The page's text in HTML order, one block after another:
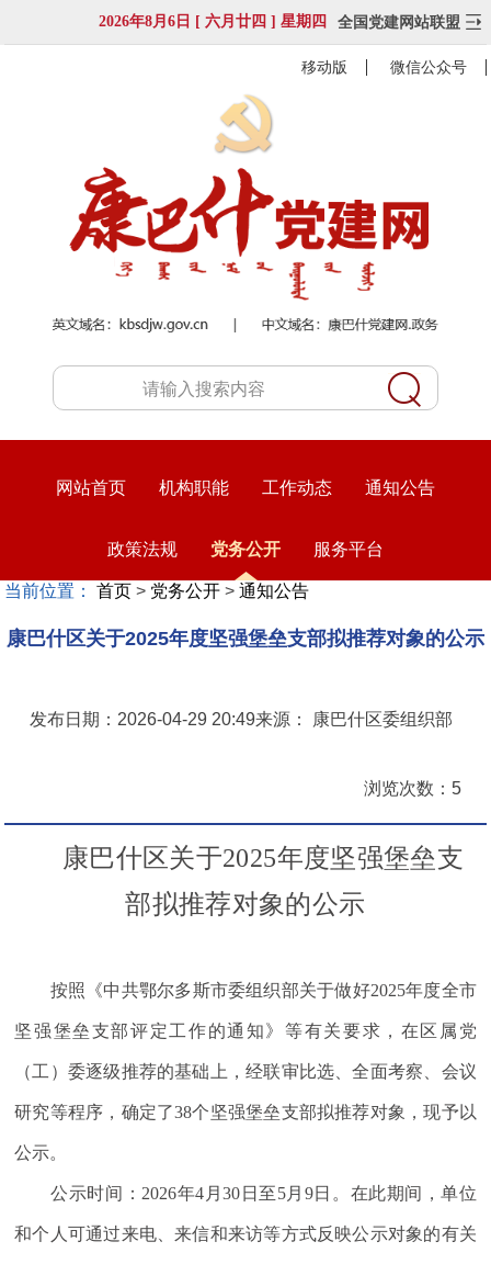
全国党建网站联盟
2026年8月6日 [ 六月廿四 ] 星期四
移动版 微信公众号
网站首页 机构职能 工作动态 通知公告
政策法规 党务公开 服务平台
当前位置： 首页 > 党务公开 >通知公告
康巴什区关于2025年度坚强堡垒支部拟推荐对象的公示
发布日期：2026-04-29 20:49来源： 康巴什区委组织部
浏览次数：5
康巴什区 关于2025年度坚强堡垒支
部拟推荐对象的公示
按照《中共鄂尔多斯市委组织部关于做好2025年度全市
坚强堡垒支部评定工作的通知》等有关要求，在区属党
（工）委逐级推荐的基础上，经联审比选、全面考察、会议
研究等程序，确定了38个坚强堡垒支部拟推荐对象，现予以
公示。
公示时间： 2026年4 月30 日至5月 9日。在此期间，单位
和个人可通过来电、来信和来访等方式反映公示对象的有关